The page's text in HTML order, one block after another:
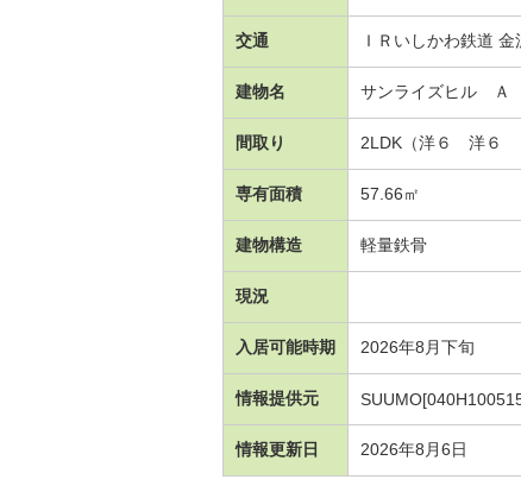
交通 ＩＲいしかわ鉄道
建物名 サンライズヒル Ａ
間取り 2LDK（洋６ 洋６
専有面積 57.66㎡
建物構造 軽量鉄骨
現況
入居可能時期 2026年8月下旬
情報提供元
情報更新日 2026年8月6日